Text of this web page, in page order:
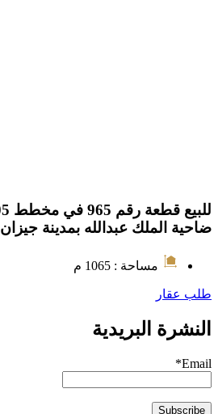
ضاحية الملك عبدالله بمدينة جيزان
مساحة : 1065 م
طلب عقار
النشرة البريدية
Email*